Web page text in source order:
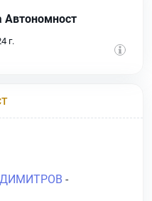
Автономност
г.
-